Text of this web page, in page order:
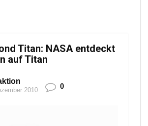
Titan: NASA entdeckt
auf Titan
2010 0